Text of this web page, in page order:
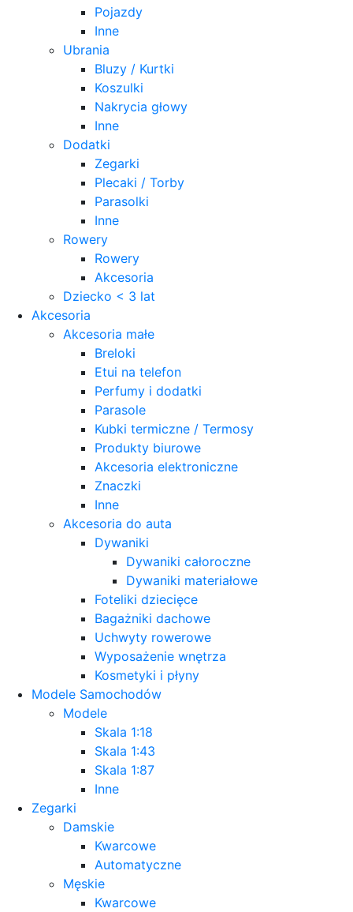
Pojazdy
Inne
Ubrania
Bluzy / Kurtki
Koszulki
Nakrycia głowy
Inne
Dodatki
Zegarki
Plecaki / Torby
Parasolki
Inne
Rowery
Rowery
Akcesoria
Dziecko < 3 lat
Akcesoria
Akcesoria małe
Breloki
Etui na telefon
Perfumy i dodatki
Parasole
Kubki termiczne / Termosy
Produkty biurowe
Akcesoria elektroniczne
Znaczki
Inne
Akcesoria do auta
Dywaniki
Dywaniki całoroczne
Dywaniki materiałowe
Foteliki dziecięce
Bagażniki dachowe
Uchwyty rowerowe
Wyposażenie wnętrza
Kosmetyki i płyny
Modele Samochodów
Modele
Skala 1:18
Skala 1:43
Skala 1:87
Inne
Zegarki
Damskie
Kwarcowe
Automatyczne
Męskie
Kwarcowe